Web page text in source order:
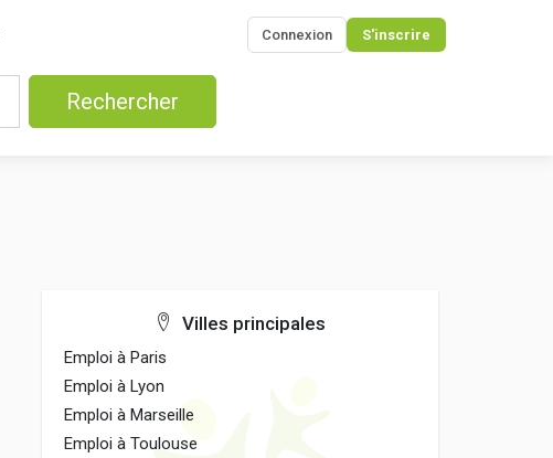
Connexion S'inscrire
Rechercher
Villes principales
Emploi à Paris
Emploi à Lyon
Emploi à Marseille
Emploi à Toulouse